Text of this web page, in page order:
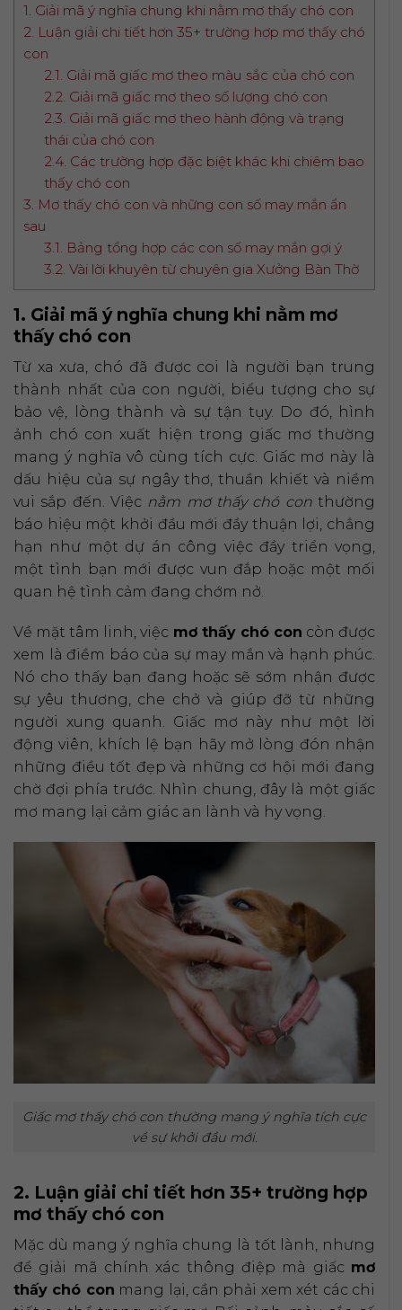
1. Giải mã ý nghĩa chung khi nằm mơ thấy chó con
2. Luận giải chi tiết hơn 35+ trường hợp mơ thấy chó
con
2.1. Giải mã giấc mơ theo màu sắc của chó con
2.2. Giải mã giấc mơ theo số lượng chó con
2.3. Giải mã giấc mơ theo hành động và trạng
thái của chó con
2.4. Các trường hợp đặc biệt khác khi chiêm bao
thấy chó con
3. Mơ thấy chó con và những con số may mắn ẩn
sau
3.1. Bảng tổng hợp các con số may mắn gợi ý
3.2. Vài lời khuyên từ chuyên gia Xưởng Bàn Thờ
1. Giải mã ý nghĩa chung khi nằm mơ
thấy chó con
Từ xa xưa, chó đã được coi là người bạn trung
thành nhất của con người, biểu tượng cho sự
bảo vệ, lòng thành và sự tận tụy. Do đó, hình
ảnh chó con xuất hiện trong giấc mơ thường
mang ý nghĩa vô cùng tích cực. Giấc mơ này là
dấu hiệu của sự ngây thơ, thuần khiết và niềm
vui sắp đến. Việc nằm mơ thấy chó conthường
báo hiệu một khởi đầu mới đầy thuận lợi, chẳng
hạn như một dự án công việc đầy triển vọng,
một tình bạn mới được vun đắp hoặc một mối
quan hệ tình cảm đang chớm nở.
Về mặt tâm linh, việc mơ thấy chó con còn được
xem là điềm báo của sự may mắn và hạnh phúc.
Nó cho thấy bạn đang hoặc sẽ sớm nhận được
sự yêu thương, che chở và giúp đỡ từ những
người xung quanh. Giấc mơ này như một lời
động viên, khích lệ bạn hãy mở lòng đón nhận
những điều tốt đẹp và những cơ hội mới đang
chờ đợi phía trước. Nhìn chung, đây là một giấc
mơ mang lại cảm giác an lành và hy vọng.
Giấc mơ thấy chó con thường mang ý nghĩa tích cực
về sự khởi đầu mới.
2. Luận giải chi tiết hơn 35+ trường hợp
mơ thấy chó con
Mặc dù mang ý nghĩa chung là tốt lành, nhưng
để giải mã chính xác thông điệp mà giấc mơ
thấy chó con mang lại, cần phải xem xét các chi